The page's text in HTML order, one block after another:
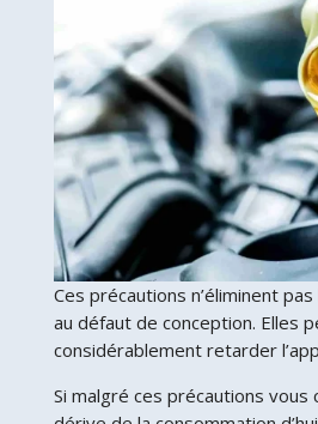
Ces précautions n’éliminent
au défaut de conception. Elles
considérablement retarder
Si malgré ces précautions vous